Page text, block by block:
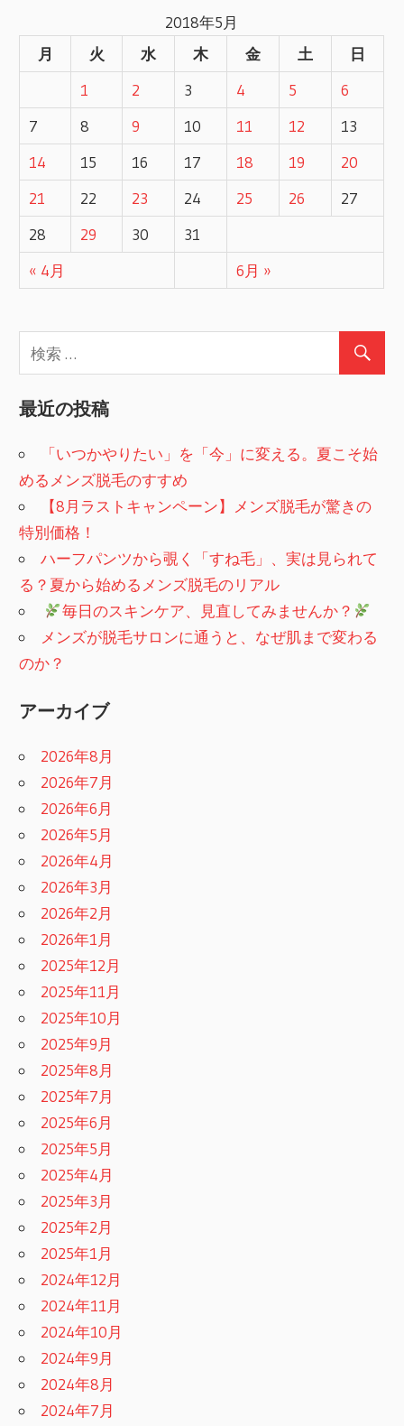
2018年5月
月
火 水 木 金 土 日
« 4月 6月 »
1 2 3 4 5
6
7
8 9 10 11 12
13
14
15 16 17 18 19
20
21
22 23 24 25 26
27
28
29 30 31
最近の投稿
「いつかやりたい」を「今」に変える。夏こそ始
めるメンズ脱毛のすすめ
【8月ラストキャンペーン】メンズ脱毛が驚きの
特別価格！
ハーフパンツから覗く「すね毛」、実は見られて
る？夏から始めるメンズ脱毛のリアル
毎日のスキンケア、見直してみませんか？
メンズが脱毛サロンに通うと、なぜ肌まで変わる
のか？
アーカイブ
2026年8月
2026年7月
2026年6月
2026年5月
2026年4月
2026年3月
2026年2月
2026年1月
2025年12月
2025年11月
2025年10月
2025年9月
2025年8月
2025年7月
2025年6月
2025年5月
2025年4月
2025年3月
2025年2月
2025年1月
2024年12月
2024年11月
2024年10月
2024年9月
2024年8月
2024年7月